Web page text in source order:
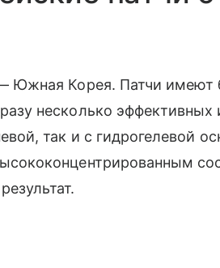
Южная Корея. Патчи имеют
несколько эффективных
так и с гидрогелевой